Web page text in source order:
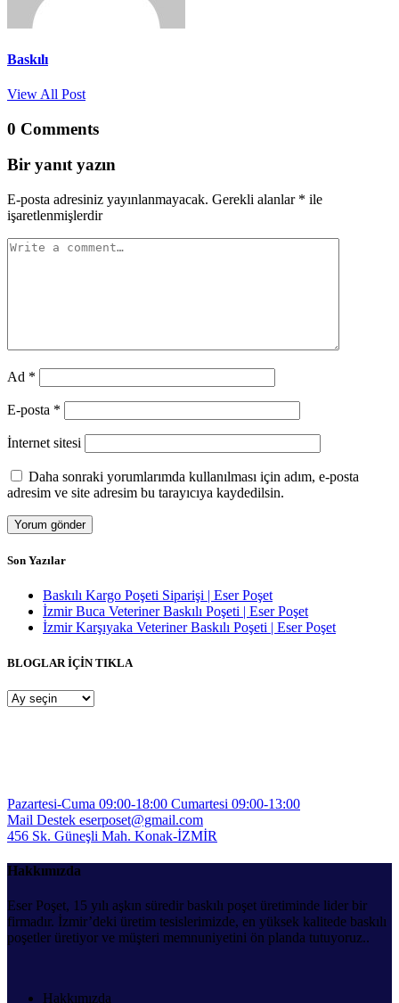
Baskılı
View All Post
0 Comments
Bir yanıt yazın
E-posta adresiniz yayınlanmayacak. Gerekli alanlar * ile
işaretlenmişlerdir
Ad *
E-posta *
İnternet sitesi
Daha sonraki yorumlarımda kullanılması için adım, e-posta
adresim ve site adresim bu tarayıcıya kaydedilsin.
Son Yazılar
Baskılı Kargo Poşeti Siparişi | Eser Poşet
İzmir Buca Veteriner Baskılı Poşeti | Eser Poşet
İzmir Karşıyaka Veteriner Baskılı Poşeti | Eser Poşet
BLOGLAR İÇİN TIKLA
BLOGLAR
Pazartesi-Cuma 09:00-18:00 Cumartesi 09:00-13:00
Mail Destek eserposet@gmail.com
456 Sk. Güneşli Mah. Konak-İZMİR
Hakkımızda
Eser Poşet, 15 yılı aşkın süredir baskılı poşet üretiminde lider bir
firmadır. İzmir’deki üretim tesislerimizde, en yüksek kalitede baskılı
poşetler üretiyor ve müşteri memnuniyetini ön planda tutuyoruz..
Hakkımızda